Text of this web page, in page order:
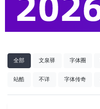
全部 文泉驿 字体圈
站酷 不详 字体传奇